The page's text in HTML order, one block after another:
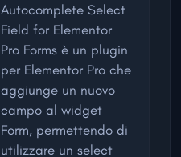
Autocomplete Select
Field for Elementor
Pro Forms è un plugin
per Elementor Pro che
aggiunge un nuovo
campo al widget
Form, permettendo di
utilizzare un select